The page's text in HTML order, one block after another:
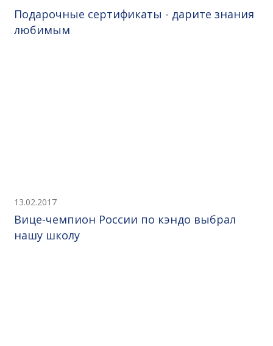
Подарочные сертификаты - дарите знания
любимым
13.02.2017
Вице-чемпион России по кэндо выбрал
нашу школу